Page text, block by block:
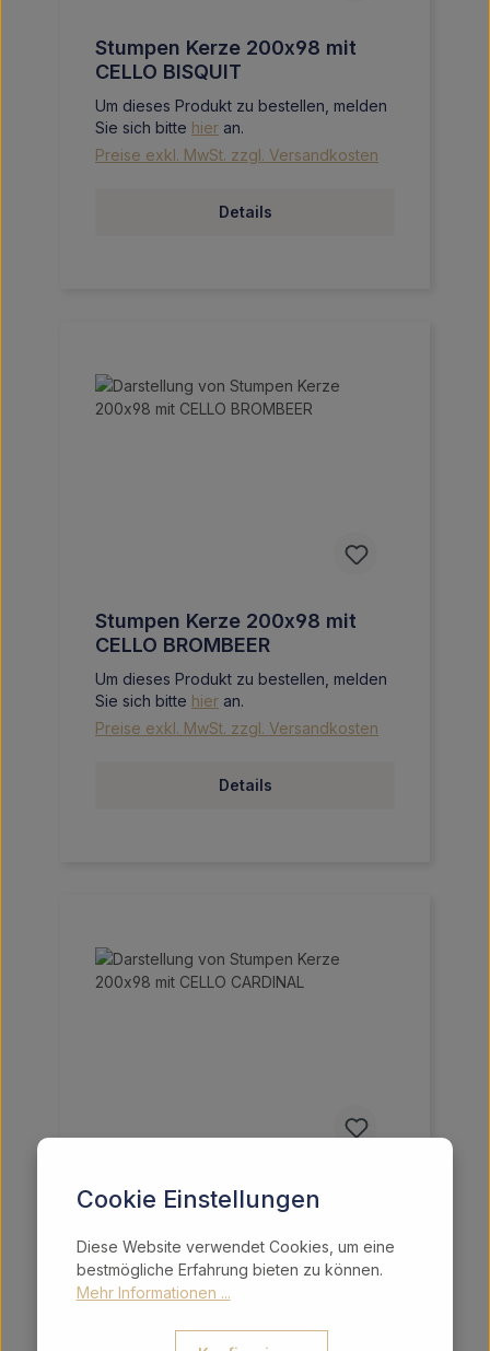
Stumpen Kerze 200x98 mit
CELLO BISQUIT
Um dieses Produkt zu bestellen, melden
Sie sich bitte hier an.
Preise exkl. MwSt. zzgl. Versandkosten
Details
Stumpen Kerze 200x98 mit
CELLO BROMBEER
Um dieses Produkt zu bestellen, melden
Sie sich bitte hier an.
Preise exkl. MwSt. zzgl. Versandkosten
Details
Stumpen Kerze 200x98 mit
Um dieses Produkt zu bestellen, melden
Sie sich bittehieran.
Preise exkl. MwSt. zzgl. Versandkosten
Cookie Einstellungen
Diese Website verwendet Cookies, um eine
bestmögliche Erfahrung bieten zu können.
Mehr Informationen ...